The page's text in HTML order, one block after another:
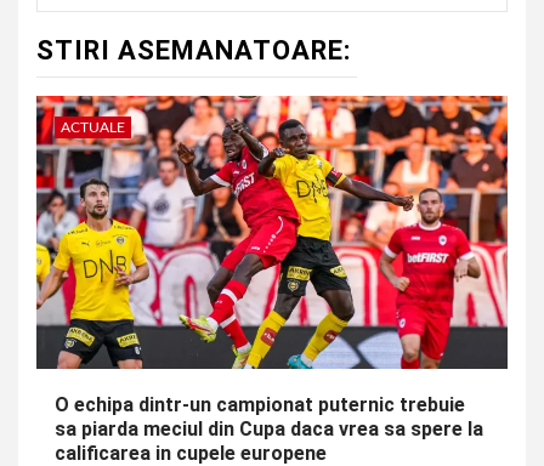
STIRI ASEMANATOARE:
ACTUALE
O echipa dintr-un campionat puternic trebuie
sa piarda meciul din Cupa daca vrea sa spere la
calificarea in cupele europene